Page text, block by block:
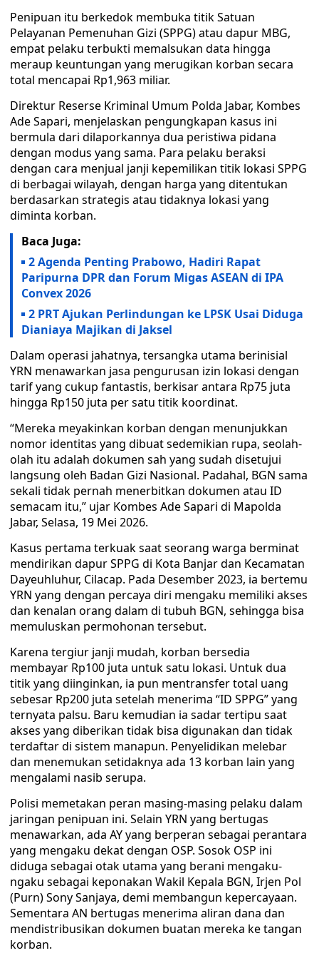
Penipuan itu berkedok membuka titik Satuan
Pelayanan Pemenuhan Gizi (SPPG) atau dapur MBG,
empat pelaku terbukti memalsukan data hingga
meraup keuntungan yang merugikan korban secara
total mencapai Rp1,963 miliar.
Direktur Reserse Kriminal Umum Polda Jabar, Kombes
Ade Sapari, menjelaskan pengungkapan kasus ini
bermula dari dilaporkannya dua peristiwa pidana
dengan modus yang sama. Para pelaku beraksi
dengan cara menjual janji kepemilikan titik lokasi SPPG
di berbagai wilayah, dengan harga yang ditentukan
berdasarkan strategis atau tidaknya lokasi yang
diminta korban.
Baca Juga:
2 Agenda Penting Prabowo, Hadiri Rapat
Paripurna DPR dan Forum Migas ASEAN di IPA
Convex 2026
2 PRT Ajukan Perlindungan ke LPSK Usai Diduga
Dianiaya Majikan di Jaksel
Dalam operasi jahatnya, tersangka utama berinisial
YRN menawarkan jasa pengurusan izin lokasi dengan
tarif yang cukup fantastis, berkisar antara Rp75 juta
hingga Rp150 juta per satu titik koordinat.
“Mereka meyakinkan korban dengan menunjukkan
nomor identitas yang dibuat sedemikian rupa, seolah-
olah itu adalah dokumen sah yang sudah disetujui
langsung oleh Badan Gizi Nasional. Padahal, BGN sama
sekali tidak pernah menerbitkan dokumen atau ID
semacam itu,” ujar Kombes Ade Sapari di Mapolda
Jabar, Selasa, 19 Mei 2026.
Kasus pertama terkuak saat seorang warga berminat
mendirikan dapur SPPG di Kota Banjar dan Kecamatan
Dayeuhluhur, Cilacap. Pada Desember 2023, ia bertemu
YRN yang dengan percaya diri mengaku memiliki akses
dan kenalan orang dalam di tubuh BGN, sehingga bisa
memuluskan permohonan tersebut.
Karena tergiur janji mudah, korban bersedia
membayar Rp100 juta untuk satu lokasi. Untuk dua
titik yang diinginkan, ia pun mentransfer total uang
sebesar Rp200 juta setelah menerima “ID SPPG” yang
ternyata palsu. Baru kemudian ia sadar tertipu saat
akses yang diberikan tidak bisa digunakan dan tidak
terdaftar di sistem manapun. Penyelidikan melebar
dan menemukan setidaknya ada 13 korban lain yang
mengalami nasib serupa.
Polisi memetakan peran masing-masing pelaku dalam
jaringan penipuan ini. Selain YRN yang bertugas
menawarkan, ada AY yang berperan sebagai perantara
yang mengaku dekat dengan OSP. Sosok OSP ini
diduga sebagai otak utama yang berani mengaku-
ngaku sebagai keponakan Wakil Kepala BGN, Irjen Pol
(Purn) Sony Sanjaya, demi membangun kepercayaan.
Sementara AN bertugas menerima aliran dana dan
mendistribusikan dokumen buatan mereka ke tangan
korban.